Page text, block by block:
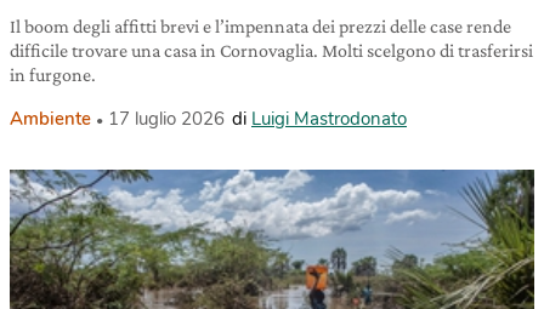
Il boom degli affitti brevi e l’impennata dei prezzi delle case rende
difficile trovare una casa in Cornovaglia. Molti scelgono di trasferirsi
in furgone.
Ambiente 17 luglio 2026 di Luigi Mastrodonato